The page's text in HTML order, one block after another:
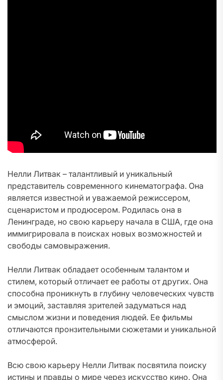
Нелли Литвак – талантливый и уникальный
представитель современного кинематографа. Она
является известной и уважаемой режиссером,
сценаристом и продюсером. Родилась она в
Ленинграде, но свою карьеру начала в США, где она
иммигрировала в поисках новых возможностей и
свободы самовыражения.
Нелли Литвак обладает особенным талантом и
стилем, который отличает ее работы от других. Она
способна проникнуть в глубину человеческих чувств
и эмоций, заставляя зрителей задуматься над
смыслом жизни и поведения людей. Ее фильмы
отличаются пронзительными сюжетами и уникальной
атмосферой.
Всю свою карьеру Нелли Литвак посвятила поиску
истины и правды о мире через искусство кино. Она